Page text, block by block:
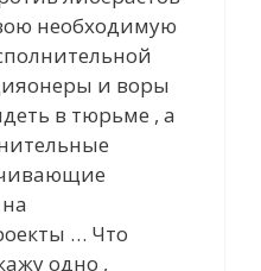
необходимую
и воры
в тюрьме , а
… Что
одно ,